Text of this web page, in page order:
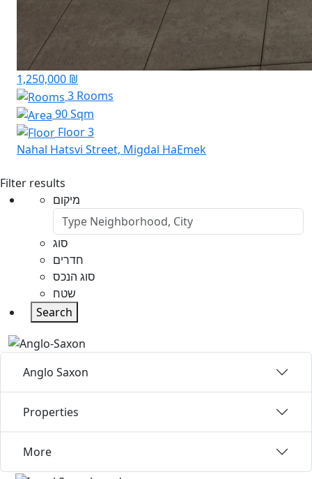
1,250,000 ₪
3 Rooms
90 Sqm
Floor 3
Nahal Hatsvi Street, Migdal HaEmek
Filter results
מיקום
סוג
חדרים
סוג הנכס
שטח
Search
Anglo Saxon
Properties
More